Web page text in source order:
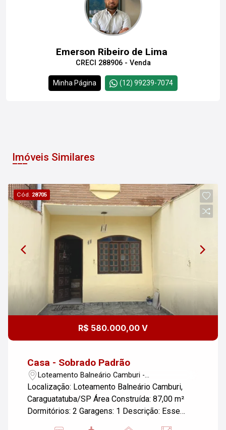
Emerson Ribeiro de Lima
CRECI 288906 - Venda
Minha Página (12) 99239-7074
Imóveis Similares
Cód. 28705
R$ 580.000,00 V
Casa - Sobrado Padrão
Loteamento Balneário Camburi -
Caraguatatuba/SP
Localização: Loteamento Balneário Camburi,
Caraguatatuba/SP Área Construída: 87,00 m²
Dormitórios: 2 Garagens: 1 Descrição: Esse